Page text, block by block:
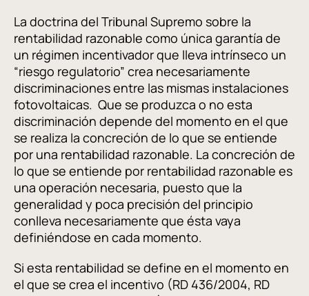
La doctrina del Tribunal Supremo sobre la
rentabilidad razonable como única garantía de
un régimen incentivador que lleva intrínseco un
“riesgo regulatorio” crea necesariamente
discriminaciones entre las mismas instalaciones
fotovoltaicas. Que se produzca o no esta
discriminación depende del momento en el que
se realiza la concreción de lo que se entiende
por una rentabilidad razonable. La concreción de
lo que se entiende por rentabilidad razonable es
una operación necesaria, puesto que la
generalidad y poca precisión del principio
conlleva necesariamente que ésta vaya
definiéndose en cada momento.
Si esta rentabilidad se define en el momento en
el que se crea el incentivo (RD 436/2004, RD